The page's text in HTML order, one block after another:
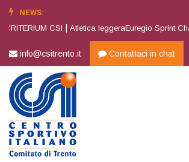
NEWS:
CSI |Atletica leggeraEuregio Sprint
info@csitrento.it Contattaci in chat